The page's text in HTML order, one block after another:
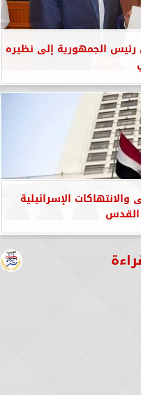
رئيس الجمهورية إلى نظيره
الإسرائيلية